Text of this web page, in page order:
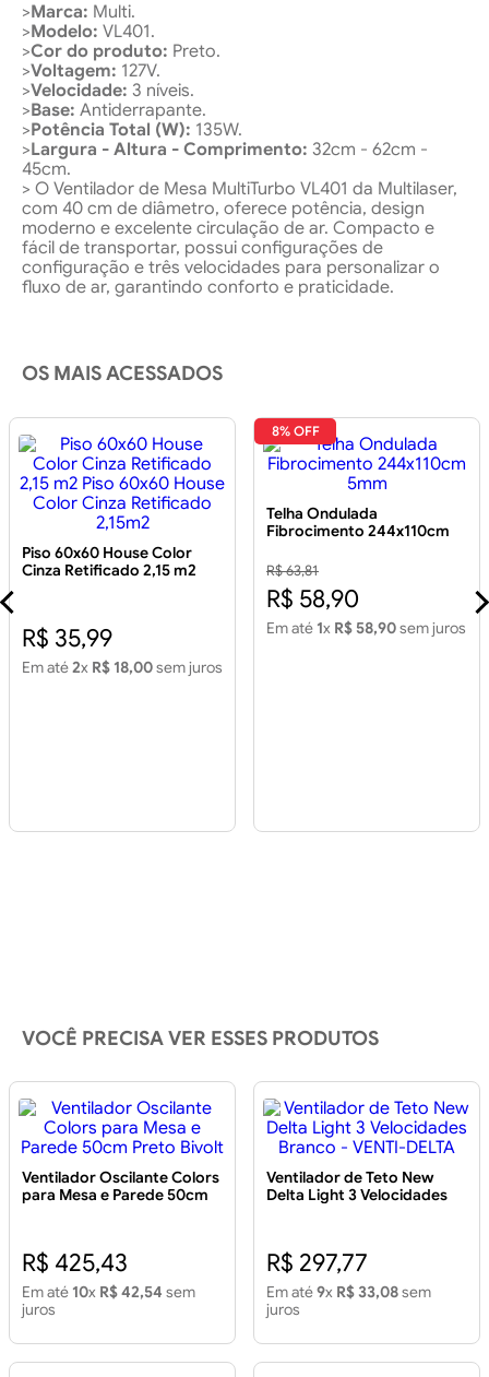
>Marca: Multi.
>Modelo: VL401.
>Cor do produto: Preto.
>Voltagem: 127V.
>Velocidade: 3 níveis.
>Base: Antiderrapante.
>Potência Total (W): 135W.
>Largura - Altura - Comprimento: 32cm - 62cm -
45cm.
> O Ventilador de Mesa MultiTurbo VL401 da Multilaser,
com 40 cm de diâmetro, oferece potência, design
moderno e excelente circulação de ar. Compacto e
fácil de transportar, possui configurações de
configuração e três velocidades para personalizar o
fluxo de ar, garantindo conforto e praticidade.
OS MAIS ACESSADOS
Piso 60x60 House Color
Cinza Retificado 2,15 m2
R$ 35,99
Em até2x R$ 18,00sem juros
8% OFF
Telha Ondulada
Fibrocimento 244x110cm
R$ 63,81
R$ 58,90
Em até 1x R$ 58,90sem juros
VOCÊ PRECISA VER ESSES PRODUTOS
Ventilador Oscilante Colors
para Mesa e Parede 50cm
R$ 425,43
Em até 10x R$ 42,54 sem
juros
Ventilador de Teto New
Delta Light 3 Velocidades
R$ 297,77
Em até9x R$ 33,08sem
juros